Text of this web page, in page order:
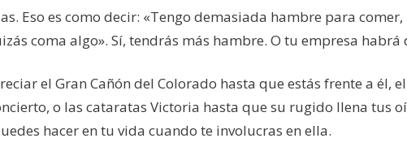
Eso es como decir: «Tengo demasiada hambre para
coma algo». Sí, tendrás más hambre. O tu empresa habrá
el Gran Cañón del Colorado hasta que estás frente a él,
o las cataratas Victoria hasta que su rugido llena tus
hacer en tu vida cuando te involucras en ella.